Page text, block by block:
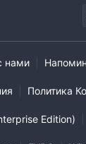
нами
Политика
Edition)